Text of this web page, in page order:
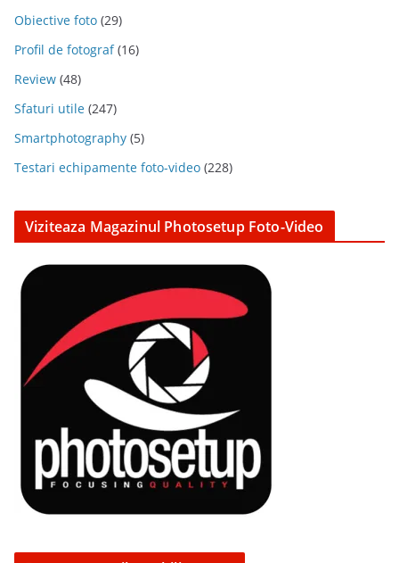
Obiective foto (29)
Profil de fotograf(16)
Review (48)
Sfaturi utile (247)
Smartphotography (5)
Testari echipamente foto-video (228)
Viziteaza Magazinul Photosetup Foto-Video